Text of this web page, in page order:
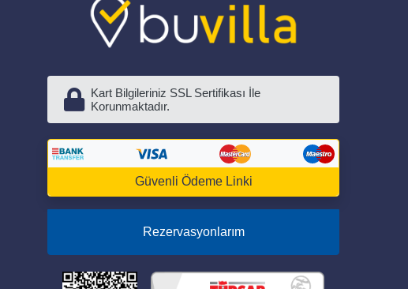
Kart Bilgileriniz SSL Sertifikası İle
Korunmaktadır.
Güvenli Ödeme Linki
Rezervasyonlarım